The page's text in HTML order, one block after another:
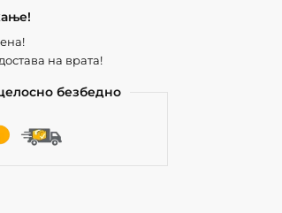
на врата!
безбедно